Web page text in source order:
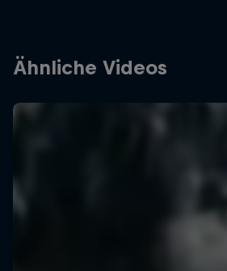
Ähnliche Videos